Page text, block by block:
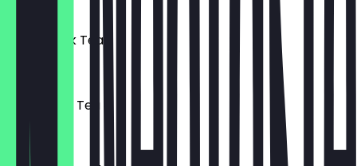
Mango Milk Tea
Peach Milk Tea
£ 3,50